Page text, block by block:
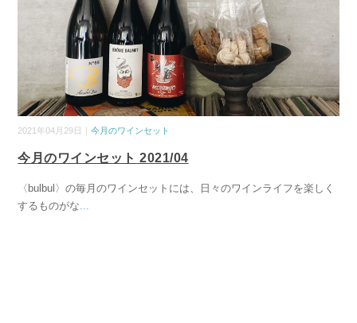
2021年04月29日｜今月のワインセット
今月のワインセット 2021/04
〈bulbul〉の毎月のワインセットには、日々のワインライフを楽しく
するものがな